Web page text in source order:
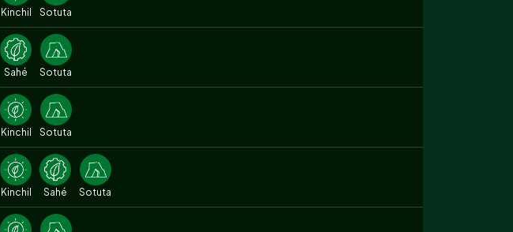
Kinchil Sotuta
Sahé Sotuta
Kinchil Sotuta
Kinchil Sahé Sotuta